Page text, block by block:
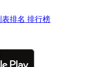
排名 排行榜